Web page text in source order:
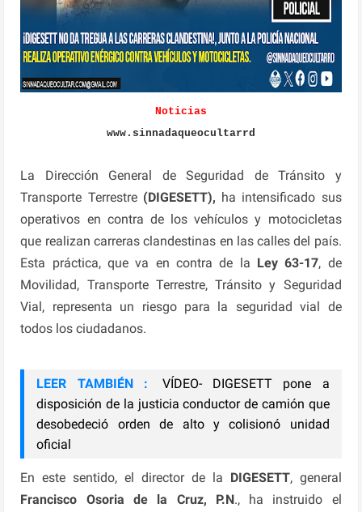
Noticias
www.sinnadaqueocultarrd
La Dirección General de Seguridad de Tránsito y
Transporte Terrestre (DIGESETT), ha intensificado sus
operativos en contra de los vehículos y motocicletas
que realizan carreras clandestinas en las calles del país.
Esta práctica, que va en contra de la Ley 63-17, de
Movilidad, Transporte Terrestre, Tránsito y Seguridad
Vial, representa un riesgo para la seguridad vial de
todos los ciudadanos.
LEER TAMBIÉN :
VÍDEO- DIGESETT pone a
disposición de la justicia conductor de camión que
desobedeció orden de alto y colisionó unidad
oficial
En este sentido, el director de la DIGESETT, general
Francisco Osoria de la Cruz, P.N., ha instruido el